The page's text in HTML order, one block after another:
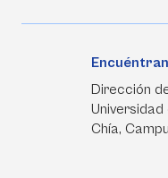
Dirección
Universidad
Chía,